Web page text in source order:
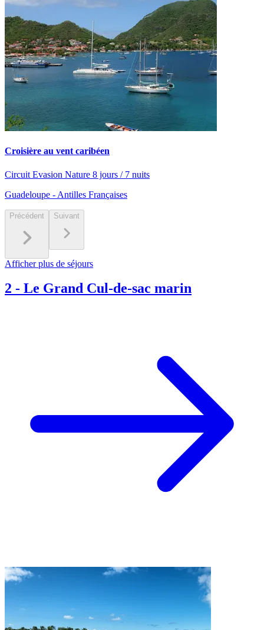
Croisière au vent caribéen
Circuit Evasion Nature 8 jours / 7 nuits
Guadeloupe - Antilles Françaises
Précédent Suivant
Afficher plus de séjours
2 - Le Grand Cul-de-sac marin